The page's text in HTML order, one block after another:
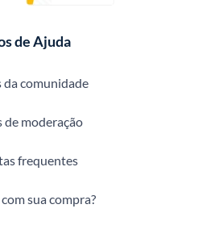
de Ajuda
comunidade
moderação
frequentes
sua compra?